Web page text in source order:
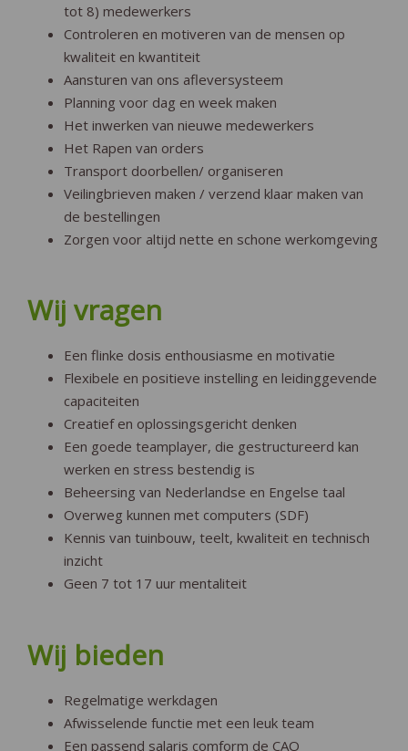
tot 8) medewerkers
Controleren en motiveren van de mensen op
kwaliteit en kwantiteit
Aansturen van ons afleversysteem
Planning voor dag en week maken
Het inwerken van nieuwe medewerkers
Het Rapen van orders
Transport doorbellen/ organiseren
Veilingbrieven maken / verzend klaar maken van
de bestellingen
Zorgen voor altijd nette en schone werkomgeving
Wij vragen
Een flinke dosis enthousiasme en motivatie
Flexibele en positieve instelling en leidinggevende
capaciteiten
Creatief en oplossingsgericht denken
Een goede teamplayer, die gestructureerd kan
werken en stress bestendig is
Beheersing van Nederlandse en Engelse taal
Overweg kunnen met computers (SDF)
Kennis van tuinbouw, teelt, kwaliteit en technisch
inzicht
Geen 7 tot 17 uur mentaliteit
Wij bieden
Regelmatige werkdagen
Afwisselende functie met een leuk team
Een passend salaris comform de CAO